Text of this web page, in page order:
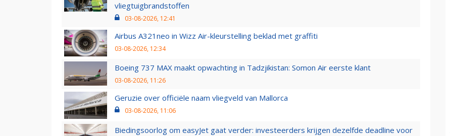
vliegtuigbrandstoffen
03-08-2026, 12:41
Airbus A321neo in Wizz Air-kleurstelling beklad met graffiti
03-08-2026, 12:34
Boeing 737 MAX maakt opwachting in Tadzjikistan: Somon Air eerste klant
03-08-2026, 11:26
Geruzie over officiële naam vliegveld van Mallorca
03-08-2026, 11:06
Biedingsoorlog om easyJet gaat verder: investeerders krijgen dezelfde deadline voor